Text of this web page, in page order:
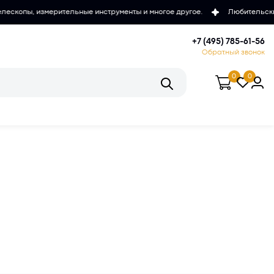
инструменты и многое другое. Любительские и
+7 (495) 785-61-56
Обратный звонок
0 0